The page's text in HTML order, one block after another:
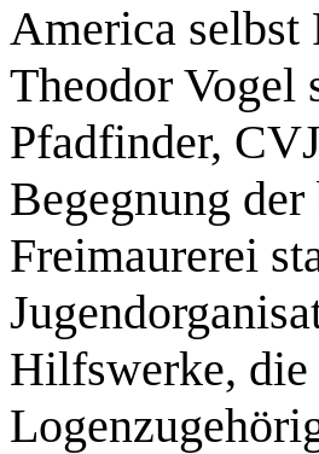
America selbst
Theodor Vogel
Pfadfinder,
Begegnung
Freimaurerei
Hilfswerke, die